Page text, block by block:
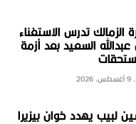
الزمالك تدرس الاستغناء
السعيد بعد أزمة
لبيب يهدد خوان بيزيرا